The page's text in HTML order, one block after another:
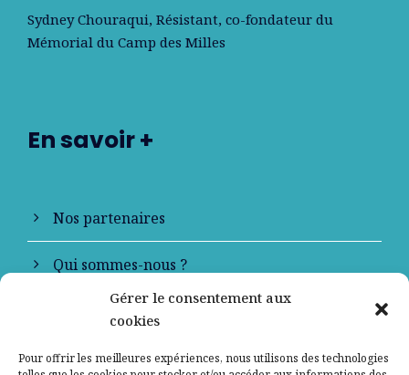
Gérer le consentement aux
cookies
Pour offrir les meilleures expériences, nous utilisons des technologies
Sydney Chouraqui, Résistant, co-fondateur du
Mémorial du Camp des Milles
En savoir +
Nos partenaires
Qui sommes-nous ?
Contactez-nous
Mentions légales